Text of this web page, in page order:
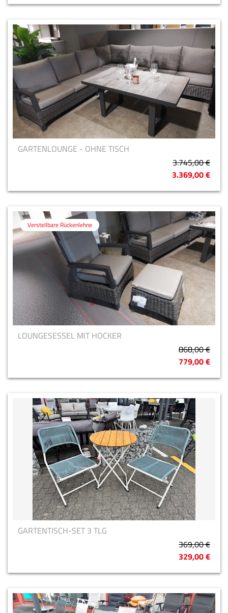
GARTENLOUNGE - OHNE TISCH
3.745,00 €
3.369,00 €
Verstellbare Rückenlehne
LOUNGESESSEL MIT HOCKER
868,00 €
779,00 €
GARTENTISCH-SET 3 TLG
369,00 €
329,00 €